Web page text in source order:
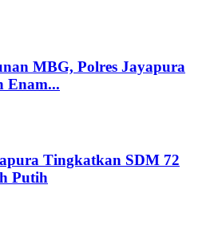
MBG, Polres Jayapura
Enam...
Tingkatkan SDM 72
Putih